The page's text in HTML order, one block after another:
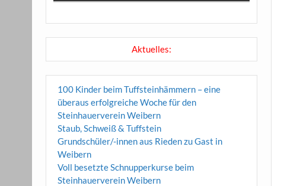
Aktuelles:
100 Kinder beim Tuffsteinhämmern – eine
überaus erfolgreiche Woche für den
Steinhauerverein Weibern
Staub, Schweiß & Tuffstein
Grundschüler/-innen aus Rieden zu Gast in
Weibern
Voll besetzte Schnupperkurse beim
Steinhauerverein Weibern